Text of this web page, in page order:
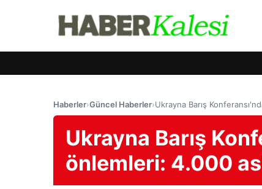
Haberler›Güncel Haberler›Ukrayna Barış
Ukrayna Barış
önlemleri: 4.000